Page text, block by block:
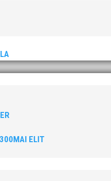
MAI ELIT
45 2,32
70 1,25 K1) 1,38
48 1,30 M6) 1,69
42 1,45 M2) 2,01
45 1,30 M4) 1,80